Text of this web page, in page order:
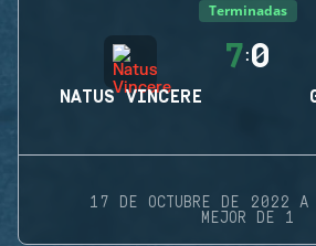
Terminadas
NATUS VINCERE
7:0
17 DE OCTUBRE DE 2022
MEJOR DE 1